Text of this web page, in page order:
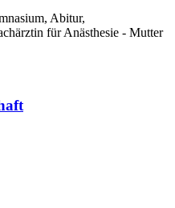
Abitur,
für Anästhesie - Mutter